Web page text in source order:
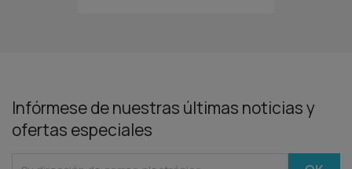
Infórmese de nuestras últimas noticias y
ofertas especiales